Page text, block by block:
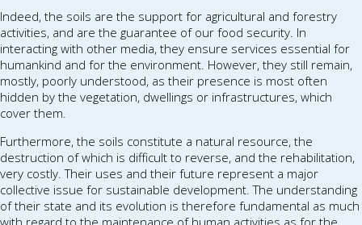
Indeed, the soils are the support for agricultural and forestry
activities, and are the guarantee of our food security. In
interacting with other media, they ensure services essential for
humankind and for the environment. However, they still remain,
mostly, poorly understood, as their presence is most often
hidden by the vegetation, dwellings or infrastructures, which
cover them.
Furthermore, the soils constitute a natural resource, the
destruction of which is difficult to reverse, and the rehabilitation,
very costly. Their uses and their future represent a major
collective issue for sustainable development. The understanding
of their state and its evolution is therefore fundamental as much